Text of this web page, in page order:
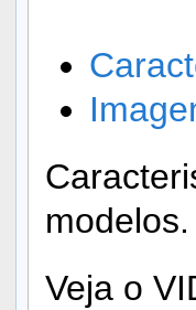
modelos.
Veja o